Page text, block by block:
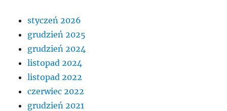
styczeń 2026
grudzień 2025
grudzień 2024
listopad 2024
listopad 2022
czerwiec 2022
grudzień 2021